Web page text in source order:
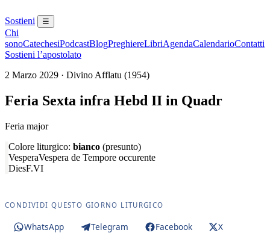
Sostieni ☰
Chi
sonoCatechesiPodcastBlogPreghiereLibriAgendaCalendarioContatti
Sostieni l’apostolato
2 Marzo 2029 · Divino Afflatu (1954)
Feria Sexta infra Hebd II in Quadr
Feria major
Colore liturgico: bianco (presunto)
VesperaVespera de Tempore occurente
DiesF.VI
CONDIVIDI QUESTO GIORNO LITURGICO
WhatsApp Telegram Facebook
X